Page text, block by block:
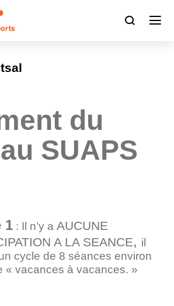
du
SUAPS
1 : Il n’y a AUCUNE
A LA SEANCE, il
cycle de 8 séances environ
« vacances à vacances. »